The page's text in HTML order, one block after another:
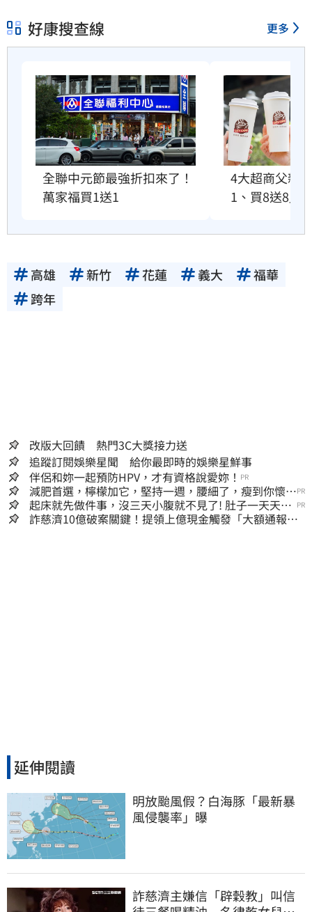
好康搜查線 更多
全聯中元節最強折扣來了！
萬家福買1送1
4大超商父親
1、買8送8」
高雄 新竹 花蓮 義大
福華
跨年
改版大回饋 熱門3C大獎接力送
追蹤訂閱娛樂星聞 給你最即時的娛樂星鮮事
伴侶和妳一起預防HPV，才有資格說愛妳！ PR
減肥首選，檸檬加它，堅持一週，腰細了，瘦到你懷疑
人生
PR
起床就先做件事，沒三天小腹就不見了! 肚子一天天變
小！
PR
詐慈濟10億破案關鍵！提領上億現金觸發「大額通報」
延伸閱讀
明放颱風假？白海豚「最新暴
風侵襲率」曝
詐慈濟主嫌信「辟穀教」叫信